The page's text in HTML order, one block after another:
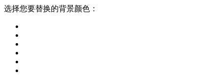
选择您要替换的背景颜色：